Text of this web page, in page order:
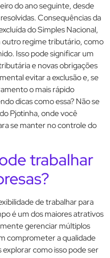
do ano seguinte, desde
Consequências da
do Simples Nacional,
regime tributário, como
Isso pode significar um
e novas obrigações
evitar a exclusão e, se
o mais rápido
dicas como essa? Não se
Pjotinha, onde você
se manter no controle do
trabalhar
de trabalhar para
é um dos maiores atrativos
gerenciar múltiplos
comprometer a qualidade
como isso pode ser